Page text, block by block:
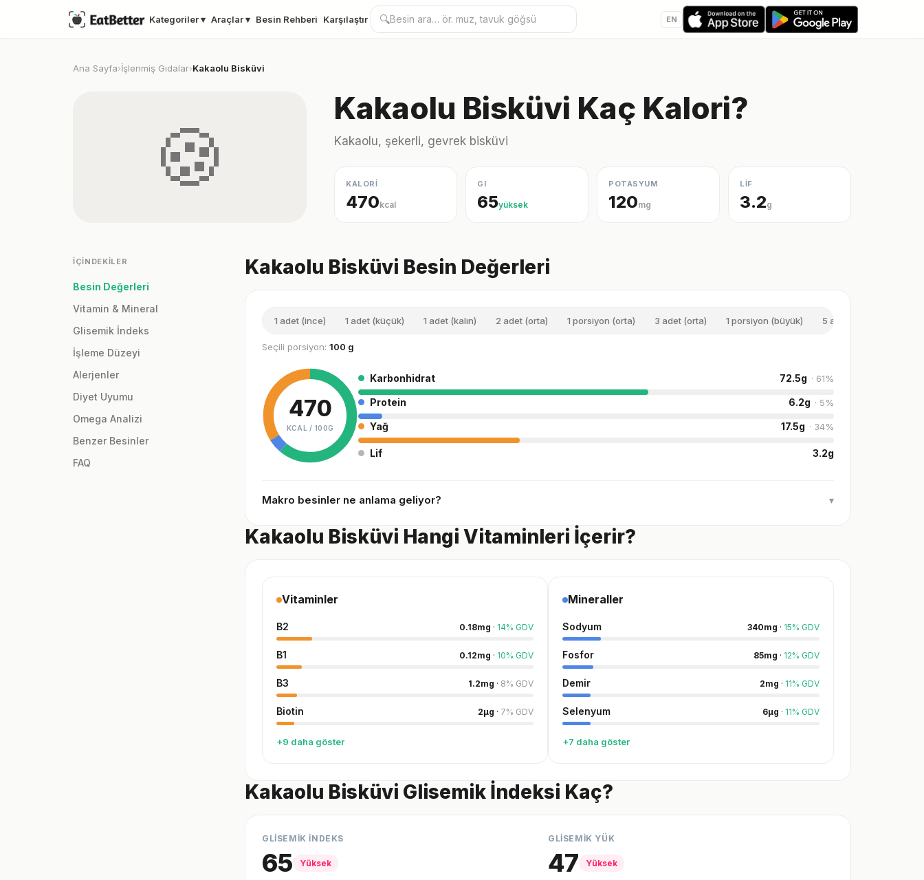
Kategoriler ▾ Araçlar ▾ Besin Rehberi Karşılaştır 🔍 EN
Ana Sayfa›İşlenmiş Gıdalar›Kakaolu Bisküvi
🍪
Kakaolu Bisküvi Kaç Kalori?
Kakaolu, şekerli, gevrek bisküvi
KALORİ
470kcal
GI
65yüksek
POTASYUM
120mg
LİF
3.2g
İÇINDEKILER
Besin Değerleri
Vitamin & Mineral
Glisemik İndeks
İşleme Düzeyi
Alerjenler
Diyet Uyumu
Omega Analizi
Benzer Besinler
FAQ
Kakaolu Bisküvi Besin Değerleri
1 adet (ince) 1 adet (küçük) 1 adet (kalın) 2 adet (orta) 1 porsiyon (orta) 3 adet (orta) 1 porsiyon (büyük) 5 adet (büyük)
Seçili porsiyon: 100 g
470
KCAL / 100G
Karbonhidrat 72.5g · 61%
Protein 6.2g · 5%
Yağ 17.5g · 34%
Lif 3.2g
Makro besinler ne anlama geliyor? ▾
Kakaolu Bisküvi Hangi Vitaminleri İçerir?
Vitaminler
B2 0.18mg · 14% GDV
B1 0.12mg · 10% GDV
B3 1.2mg · 8% GDV
Biotin 2µg · 7% GDV
+9 daha göster
Mineraller
Sodyum 340mg · 15% GDV
Fosfor 85mg · 12% GDV
Demir 2mg · 11% GDV
Selenyum 6µg · 11% GDV
+7 daha göster
Kakaolu Bisküvi Glisemik İndeksi Kaç?
GLİSEMİK İNDEKS
65 Yüksek
GLİSEMİK YÜK
47 Yüksek